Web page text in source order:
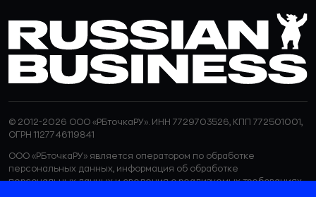
© 2012-2026 ООО «РБточкаРУ». ИНН 7729703526, КПП 772501001,
ОГРН 1127746119841
ООО «РБточкаРУ» является оператором по обработке
персональных данных, информация об обработке
персональных данных и сведения о реализуемых требованиях